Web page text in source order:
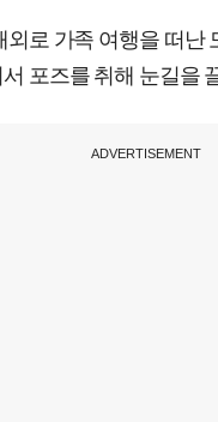
로 가족 여행을 떠난
포즈를 취해 눈길을
ADVERTISEMENT